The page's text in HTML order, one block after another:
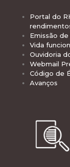
Portal do
Emissão
Vida
Ouvidoria
Webmail
Código de
Avanços